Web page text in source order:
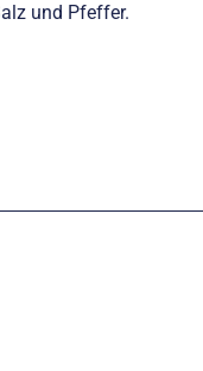
und Pfeffer.